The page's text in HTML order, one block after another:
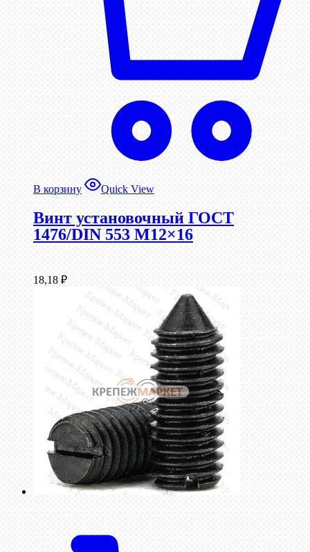
В корзину Quick View
Винт установочный ГОСТ
1476/DIN 553 М12×16
18,18 ₽